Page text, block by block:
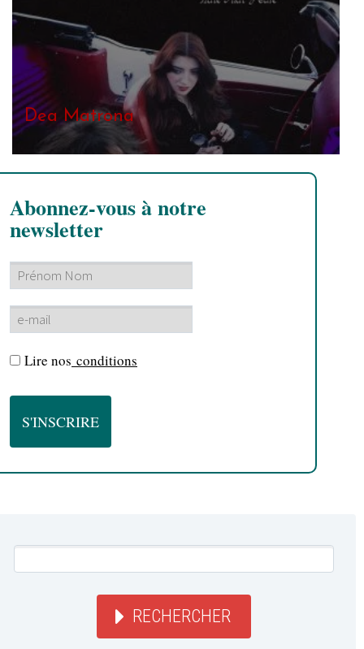
Dea Matrona
Abonnez-vous à notre
newsletter
Lire nos conditions
RECHERCHER